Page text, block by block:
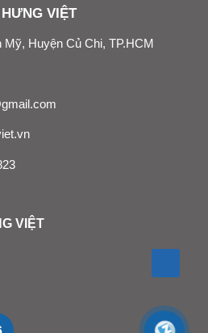
VIỆT
Huyện Củ Chi, TP.HCM
VIỆT